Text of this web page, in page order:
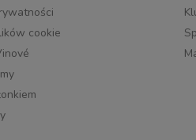
cookie